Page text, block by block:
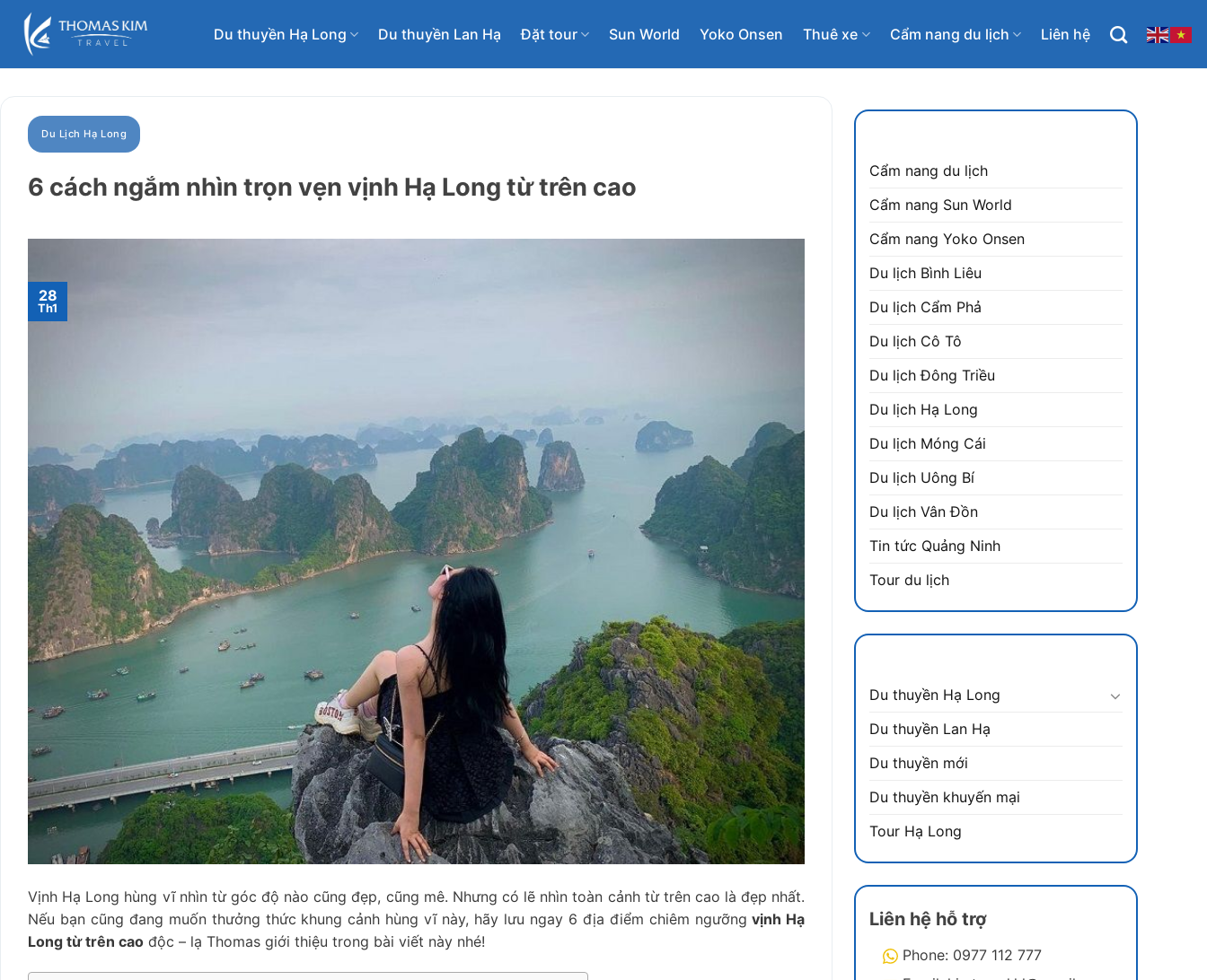
qua
Du thuyền Hạ Long Du thuyền Lan Hạ Đặt tour Sun World Yoko Onsen Thuê xe Cẩm nang du lịch Liên hệ
Du Lịch Hạ Long
6 cách ngắm nhìn trọn vẹn vịnh Hạ Long từ trên cao
28
Th1
Vịnh Hạ Long hùng vĩ nhìn từ góc độ nào cũng đẹp, cũng mê. Nhưng có lẽ nhìn toàn cảnh từ trên cao là đẹp nhất.
Nếu bạn cũng đang muốn thưởng thức khung cảnh hùng vĩ này, hãy lưu ngay 6 địa điểm chiêm ngưỡngvịnh Hạ
Long từ trên cao độc – lạ Thomas giới thiệu trong bài viết này nhé!
Cẩm nang du lịch
Cẩm nang Sun World
Cẩm nang Yoko Onsen
Du lịch Bình Liêu
Du lịch Cẩm Phả
Du lịch Cô Tô
Du lịch Đông Triều
Du lịch Hạ Long
Du lịch Móng Cái
Du lịch Uông Bí
Du lịch Vân Đồn
Tin tức Quảng Ninh
Tour du lịch
Du thuyền Hạ Long
Du thuyền Lan Hạ
Du thuyền mới
Du thuyền khuyến mại
Tour Hạ Long
Liên hệ hỗ trợ
Phone: 0977 112 777